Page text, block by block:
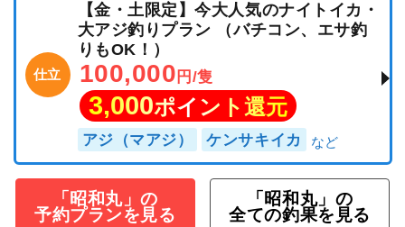
仕立
【金・土限定】今大人気のナイトイカ・
大アジ釣りプラン （バチコン、エサ釣
りもOK！）
100,000 円/隻
3,000ポイント還元
アジ（マアジ） ケンサキイカ
「昭和丸」の
予約プランを見る
「昭和丸」の
全ての釣果を見る